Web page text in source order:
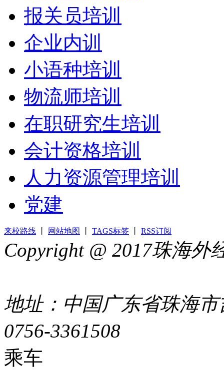
报关员培训
企业内训
小语种培训
物流师培训
在职研究生培训
会计资格培训
人力资源管理培训
党建
来校路线 网站地图 TAGS标签 RSS订阅
Copyright @ 2017珠海
地址：中国广东省珠海
0756-3361508
乘车